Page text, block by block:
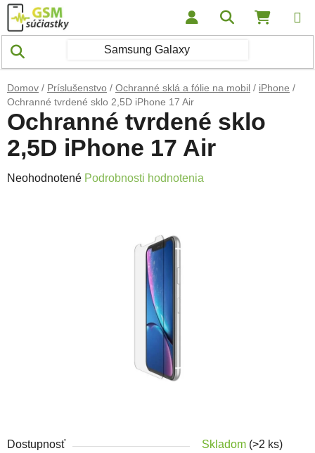
Prejsť na obsah Hľadať
Domov / Príslušenstvo / Ochranné sklá a fólie na mobil / iPhone /
Ochranné tvrdené sklo 2,5D iPhone 17 Air
Dostupnosť Skladom (>2 ks)
Ochranné tvrdené sklo
2,5D iPhone 17 Air
Priemerné hodnotenie produktu je 0,0 z 5 hviezdičiek.
Neohodnotené Podrobnosti hodnotenia